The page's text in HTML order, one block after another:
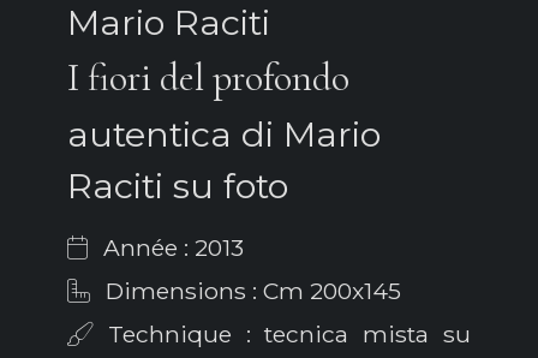
Mario Raciti
I fiori del profondo
autentica di Mario
Raciti su foto
Année : 2013
Dimensions : Cm 200x145
Technique : tecnica mista su